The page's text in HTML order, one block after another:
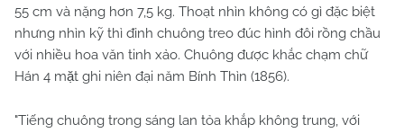
55 cm và nặng hơn 7,5 kg. Thoạt nhìn không có gì đặc biệt
nhưng nhìn kỹ thì đỉnh chuông treo đúc hình đôi rồng chầu
với nhiều hoa văn tinh xảo. Chuông được khắc chạm chữ
Hán 4 mặt ghi niên đại năm Bính Thìn (1856).
"Tiếng chuông trong sáng lan tỏa khắp không trung, với